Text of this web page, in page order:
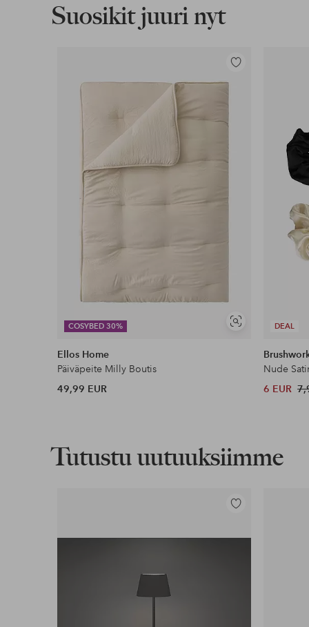
Suosikit juuri nyt
COSYBED 30%
Näytä
Lisää
suosikkeihin
Ellos Home
Päiväpeite Milly Boutis
49,99 EUR
DEAL
Nude
6 EUR
Tutustu uutuuksiimme
Lisää